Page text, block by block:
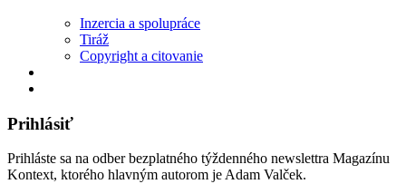
Inzercia a spolupráce
Tiráž
Copyright a citovanie
Prihlásiť
Prihláste sa na odber bezplatného týždenného newslettra Magazínu
Kontext, ktorého hlavným autorom je Adam Valček.